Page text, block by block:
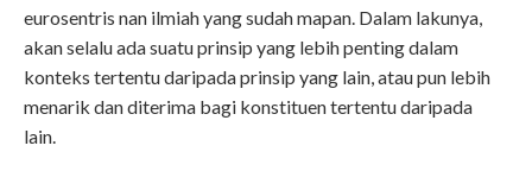
eurosentris nan ilmiah yang sudah mapan. Dalam lakunya,
akan selalu ada suatu prinsip yang lebih penting dalam
konteks tertentu daripada prinsip yang lain, atau pun lebih
menarik dan diterima bagi konstituen tertentu daripada
lain.